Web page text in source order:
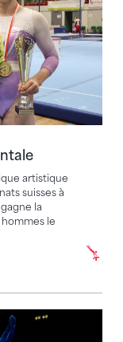
artistique
suisses à
la
le
II surprend